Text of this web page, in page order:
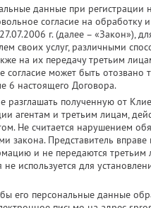
данные при
согласие на обработку
г. (далее – «Закон»),
своих услуг, различными
на их передачу третьим
согласие может быть
6 настоящего Договора.
разглашать полученную от
агентам и третьим лицам,
Не считается нарушением
закона. Представитель вправе
и не передаются третьим
используется для
его персональные данные